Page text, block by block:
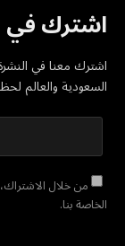
اشترك في
اشترك معنا في
السعودية والعالم
من خلال
الخاصة بنا.